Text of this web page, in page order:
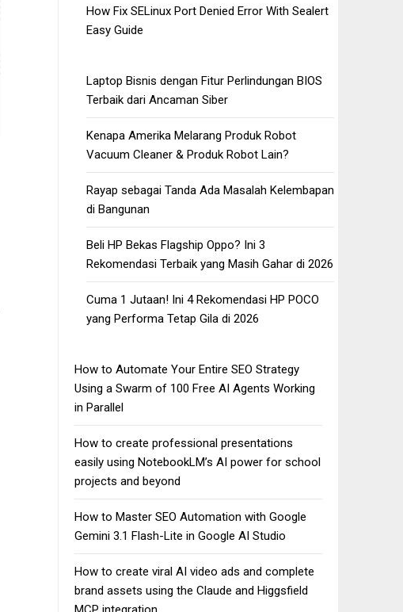
How Fix SELinux Port Denied Error With Sealert
Easy Guide
Laptop Bisnis dengan Fitur Perlindungan BIOS
Terbaik dari Ancaman Siber
Kenapa Amerika Melarang Produk Robot
Vacuum Cleaner & Produk Robot Lain?
Rayap sebagai Tanda Ada Masalah Kelembapan
di Bangunan
Beli HP Bekas Flagship Oppo? Ini 3
Rekomendasi Terbaik yang Masih Gahar di 2026
Cuma 1 Jutaan! Ini 4 Rekomendasi HP POCO
yang Performa Tetap Gila di 2026
How to Automate Your Entire SEO Strategy
Using a Swarm of 100 Free AI Agents Working
in Parallel
How to create professional presentations
easily using NotebookLM’s AI power for school
projects and beyond
How to Master SEO Automation with Google
Gemini 3.1 Flash-Lite in Google AI Studio
How to create viral AI video ads and complete
brand assets using the Claude and Higgsfield